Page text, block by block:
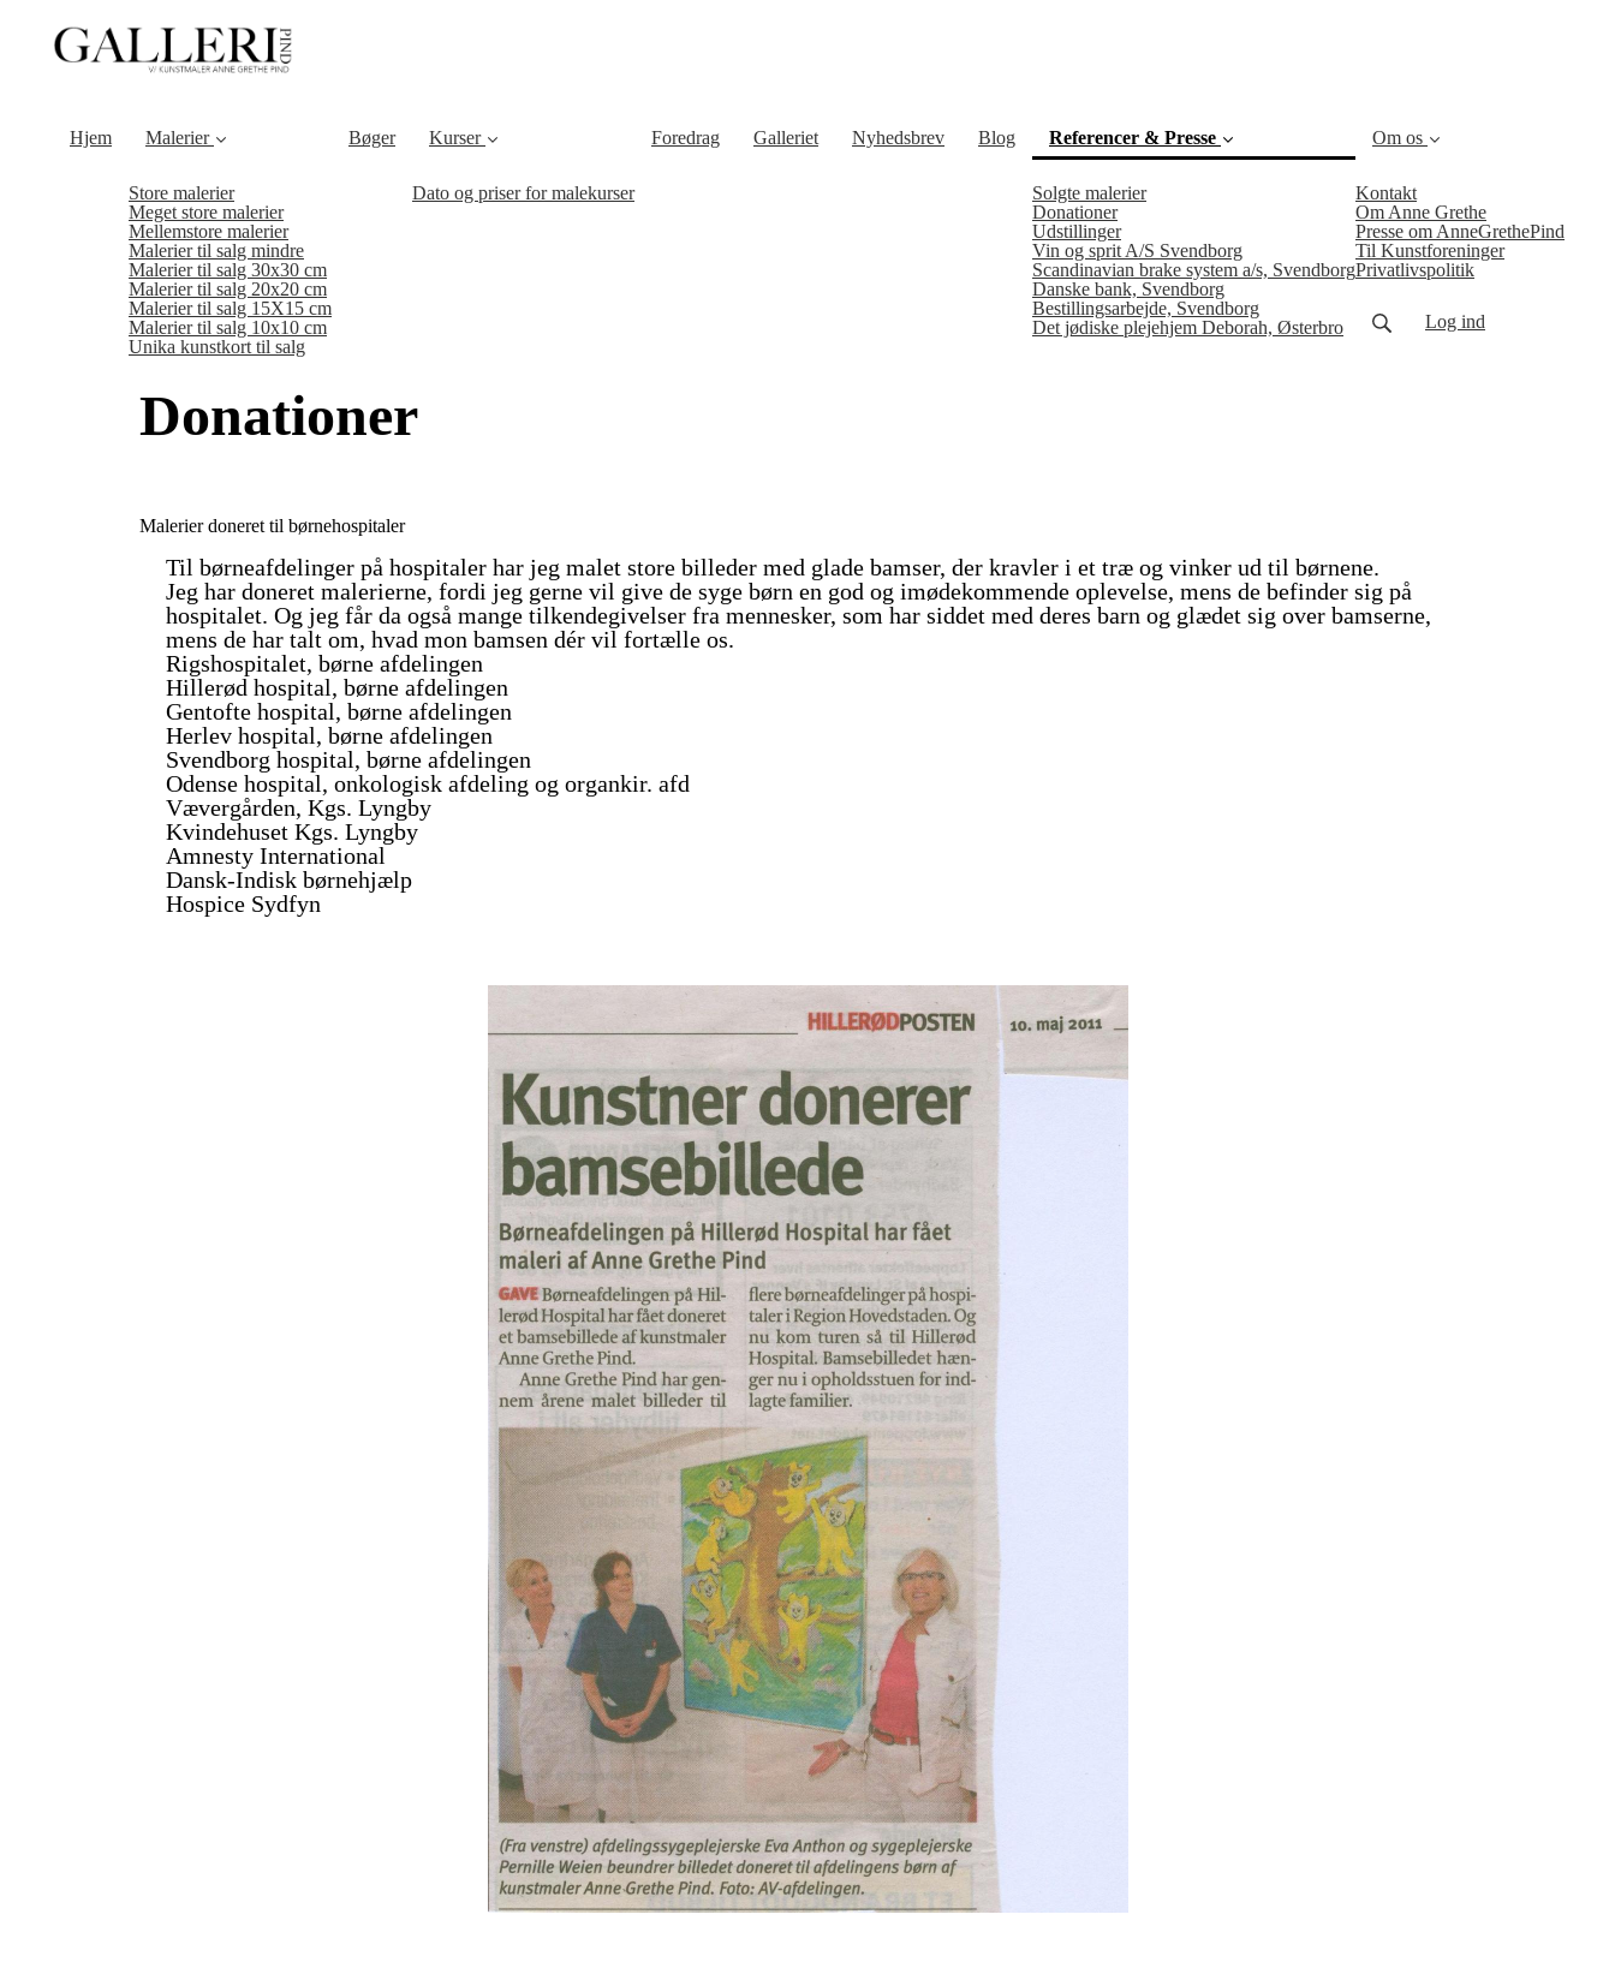
Hjem Malerier
Store malerier
Meget store malerier
Mellemstore malerier
Malerier til salg mindre
Malerier til salg 30x30 cm
Malerier til salg 20x20 cm
Malerier til salg 15X15 cm
Malerier til salg 10x10 cm
Unika kunstkort til salg
Bøger Kurser
Dato og priser for malekurser
Foredrag Galleriet Nyhedsbrev Blog Referencer & Presse
Solgte malerier
Donationer(current)
Udstillinger
Vin og sprit A/S Svendborg
Scandinavian brake system a/s, Svendborg
Danske bank, Svendborg
Bestillingsarbejde, Svendborg
Det jødiske plejehjem Deborah, Østerbro
Om os
Kontakt
Om Anne Grethe
Presse om AnneGrethePind
Til Kunstforeninger
Privatlivspolitik
Log ind
Donationer
Malerier doneret til børnehospitaler
Til børneafdelinger på hospitaler har jeg malet store billeder med glade bamser, der kravler i et træ og vinker ud til børnene.
Jeg har doneret malerierne, fordi jeg gerne vil give de syge børn en god og imødekommende oplevelse, mens de befinder sig på
hospitalet. Og jeg får da også mange tilkendegivelser fra mennesker, som har siddet med deres barn og glædet sig over bamserne,
mens de har talt om, hvad mon bamsen dér vil fortælle os.
Rigshospitalet, børne afdelingen
Hillerød hospital, børne afdelingen
Gentofte hospital, børne afdelingen
Herlev hospital, børne afdelingen
Svendborg hospital, børne afdelingen
Odense hospital, onkologisk afdeling og organkir. afd
Vævergården, Kgs. Lyngby
Kvindehuset Kgs. Lyngby
Amnesty International
Dansk-Indisk børnehjælp
Hospice Sydfyn